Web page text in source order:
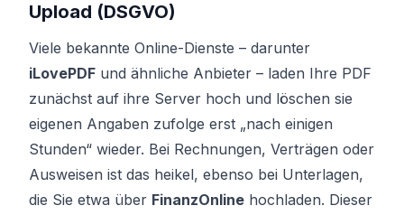
Upload (DSGVO)
Viele bekannte Online-Dienste – darunter
iLovePDF und ähnliche Anbieter – laden Ihre PDF
zunächst auf ihre Server hoch und löschen sie
eigenen Angaben zufolge erst „nach einigen
Stunden“ wieder. Bei Rechnungen, Verträgen oder
Ausweisen ist das heikel, ebenso bei Unterlagen,
die Sie etwa über FinanzOnline hochladen. Dieser